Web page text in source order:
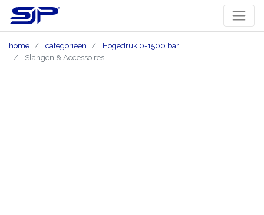
home categorieen
Hogedruk 0-1500 bar
Slangen & Accessoires